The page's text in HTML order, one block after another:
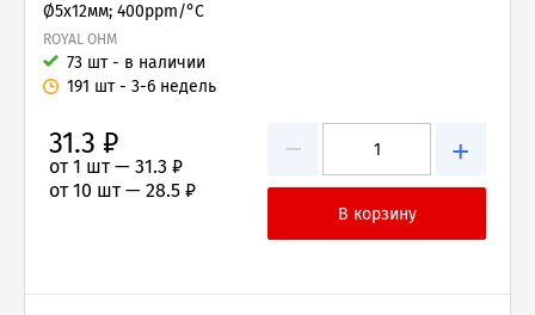
Ø5x12мм; 400ppm/°C
ROYAL OHM
73 шт - в наличии
191 шт - 3-6 недель
− +
31.3 ₽
от 1 шт — 31.3 ₽
от 10 шт — 28.5 ₽